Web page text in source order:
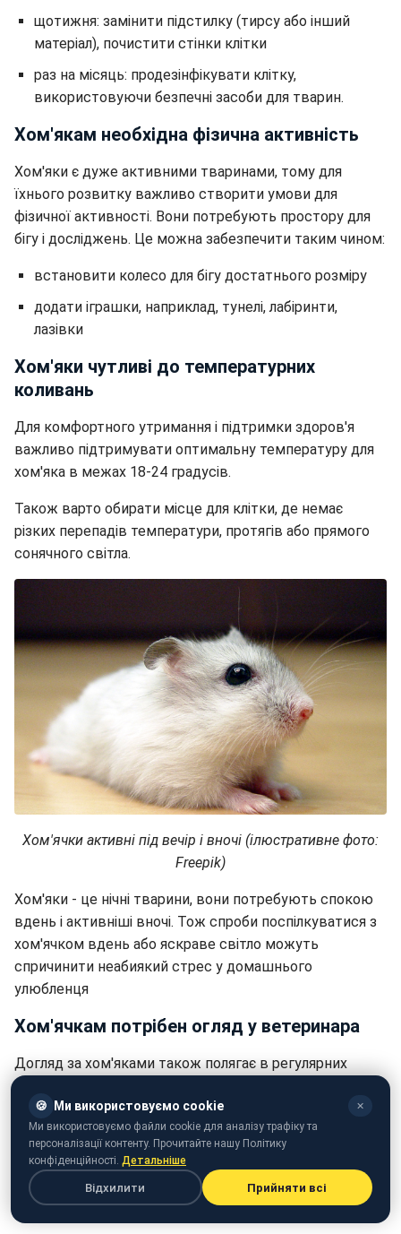
щотижня: замінити підстилку (тирсу або інший
матеріал), почистити стінки клітки
раз на місяць: продезінфікувати клітку,
використовуючи безпечні засоби для тварин.
Хом'якам необхідна фізична активність
Хом'яки є дуже активними тваринами, тому для
їхнього розвитку важливо створити умови для
фізичної активності. Вони потребують простору для
бігу і досліджень. Це можна забезпечити таким чином:
встановити колесо для бігу достатнього розміру
додати іграшки, наприклад, тунелі, лабіринти,
лазівки
Хом'яки чутливі до температурних
коливань
Для комфортного утримання і підтримки здоров'я
важливо підтримувати оптимальну температуру для
хом'яка в межах 18-24 градусів.
Також варто обирати місце для клітки, де немає
різких перепадів температури, протягів або прямого
сонячного світла.
Хом'ячки активні під вечір і вночі (ілюстративне фото:
Freepik)
Хом'яки - це нічні тварини, вони потребують спокою
вдень і активніші вночі. Тож спроби поспілкуватися з
хом'ячком вдень або яскраве світло можуть
спричинити неабиякий стрес у домашнього
улюбленця
Хом'ячкам потрібен огляд у ветеринара
Догляд за хом'яками також полягає в регулярних
оглядах на наявність ознак хвороб. Якщо ви помітили
зміни в поведінці, апетиті або зовнішньому вигляді
тварини, одразу зверніться до ветеринара, який
спеціалізується на гризунах.
Хом'яки не люблять нав'язливого
спілкування
🍪 Ми використовуємо cookie ✕
Ми використовуємо файли cookie для аналізу трафіку та
персоналізації контенту. Прочитайте нашу Політику
конфіденційності. Детальніше
Відхилити Прийняти всі